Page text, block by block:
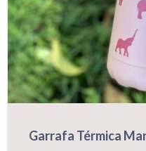
Garrafa Térmica